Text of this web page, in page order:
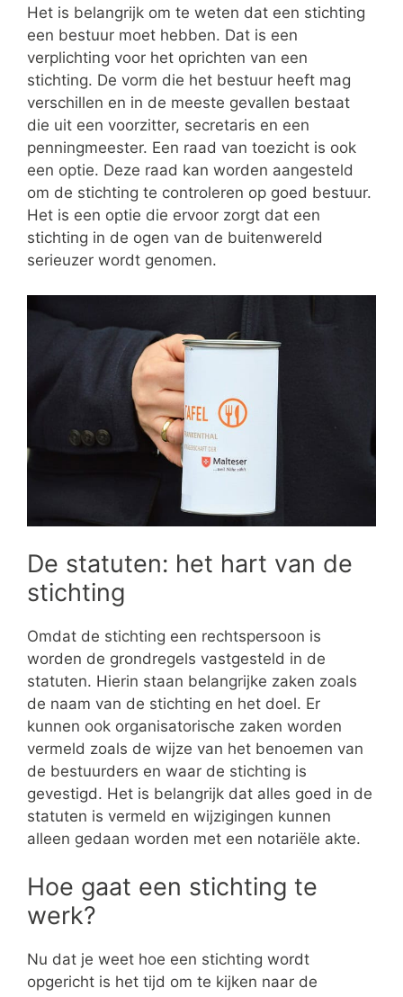
Het is belangrijk om te weten dat een stichting
een bestuur moet hebben. Dat is een
verplichting voor het oprichten van een
stichting. De vorm die het bestuur heeft mag
verschillen en in de meeste gevallen bestaat
die uit een voorzitter, secretaris en een
penningmeester. Een raad van toezicht is ook
een optie. Deze raad kan worden aangesteld
om de stichting te controleren op goed bestuur.
Het is een optie die ervoor zorgt dat een
stichting in de ogen van de buitenwereld
serieuzer wordt genomen.
De statuten: het hart van de
stichting
Omdat de stichting een rechtspersoon is
worden de grondregels vastgesteld in de
statuten. Hierin staan belangrijke zaken zoals
de naam van de stichting en het doel. Er
kunnen ook organisatorische zaken worden
vermeld zoals de wijze van het benoemen van
de bestuurders en waar de stichting is
gevestigd. Het is belangrijk dat alles goed in de
statuten is vermeld en wijzigingen kunnen
alleen gedaan worden met een notariële akte.
Hoe gaat een stichting te
werk?
Nu dat je weet hoe een stichting wordt
opgericht is het tijd om te kijken naar de